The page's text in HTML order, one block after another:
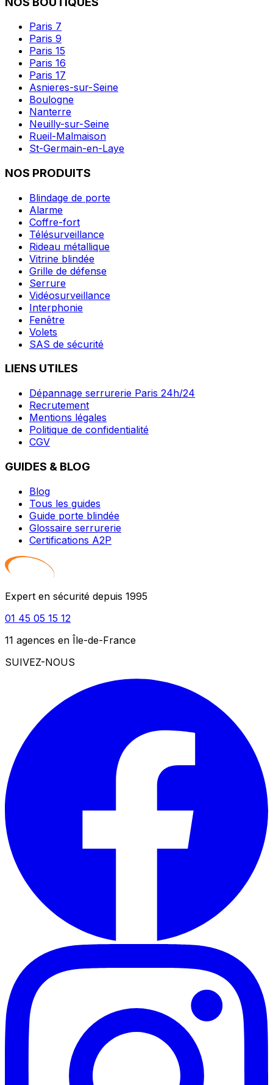
Paris 7
Paris 9
Paris 15
Paris 16
Paris 17
Asnieres-sur-Seine
Boulogne
Nanterre
Neuilly-sur-Seine
Rueil-Malmaison
St-Germain-en-Laye
NOS PRODUITS
Blindage de porte
Alarme
Coffre-fort
Télésurveillance
Rideau métallique
Vitrine blindée
Grille de défense
Serrure
Vidéosurveillance
Interphonie
Fenêtre
Volets
SAS de sécurité
LIENS UTILES
Dépannage serrurerie Paris 24h/24
Recrutement
Mentions légales
Politique de confidentialité
CGV
GUIDES & BLOG
Blog
Tous les guides
Guide porte blindée
Glossaire serrurerie
Certifications A2P
Expert en sécurité depuis 1995
01 45 05 15 12
11 agences en Île-de-France
SUIVEZ-NOUS